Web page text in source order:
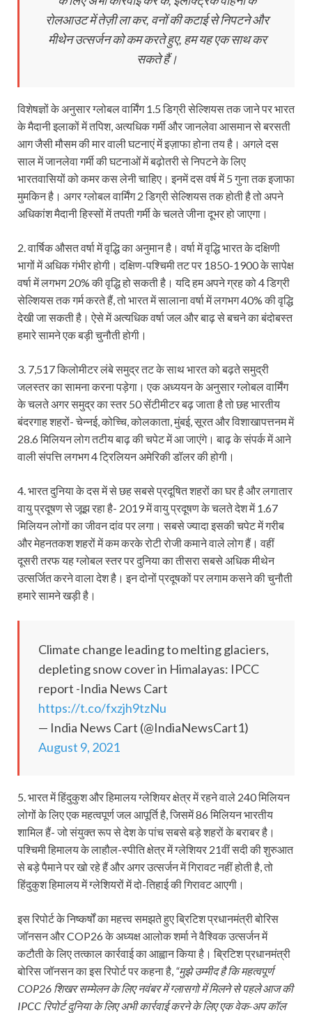
रोलआउट में तेज़ी ला कर, वनों की कटाई से निपटने और
मीथेन उत्सर्जन को कम करते हुए, हम यह एक साथ कर
सकते हैं।
विशेषज्ञों के अनुसार ग्लोबल वार्मिंग 1.5 डिग्री सेल्शियस तक जाने पर भारत
के मैदानी इलाकों में तपिश, अत्यधिक गर्मी और जानलेवा आसमान से बरसती
आग जैसी मौसम की मार वाली घटनाएं में इज़ाफा होना तय है। अगले दस
साल में जानलेवा गर्मी की घटनाओं में बढ़ोतरी से निपटने के लिए
भारतवासियों को कमर कस लेनी चाहिए। इनमें दस वर्ष में 5 गुना तक इजाफा
मुमकिन है। अगर ग्लोबल वार्मिंग 2 डिग्री सेल्शियस तक होती है तो अपने
अधिकांश मैदानी हिस्सों में तपती गर्मी के चलते जीना दूभर हो जाएगा।
2. वार्षिक औसत वर्षा में वृद्धि का अनुमान है। वर्षा में वृद्धि भारत के दक्षिणी
भागों में अधिक गंभीर होगी। दक्षिण-पश्चिमी तट पर 1850-1900 के सापेक्ष
वर्षा में लगभग 20% की वृद्धि हो सकती है। यदि हम अपने ग्रह को 4 डिग्री
सेल्शियस तक गर्म करते हैं, तो भारत में सालाना वर्षा में लगभग 40% की वृद्धि
देखी जा सकती है। ऐसे में अत्यधिक वर्षा जल और बाढ़ से बचने का बंदोबस्त
हमारे सामने एक बड़ी चुनौती होगी।
3. 7,517 किलोमीटर लंबे समुद्र तट के साथ भारत को बढ़ते समुद्री
जलस्तर का सामना करना पड़ेगा। एक अध्ययन के अनुसार ग्लोबल वार्मिंग
के चलते अगर समुद्र का स्तर 50 सेंटीमीटर बढ़ जाता है तो छह भारतीय
बंदरगाह शहरों- चेन्नई, कोच्चि, कोलकाता, मुंबई, सूरत और विशाखापत्तनम में
28.6 मिलियन लोग तटीय बाढ़ की चपेट में आ जाएंगे। बाढ़ के संपर्क में आने
वाली संपत्ति लगभग 4 ट्रिलियन अमेरिकी डॉलर की होगी।
4. भारत दुनिया के दस में से छह सबसे प्रदूषित शहरों का घर है और लगातार
वायु प्रदूषण से जूझ रहा है- 2019 में वायु प्रदूषण के चलते देश में 1.67
मिलियन लोगों का जीवन दांव पर लगा। सबसे ज्यादा इसकी चपेट में गरीब
और मेहनतकश शहरों में कम करके रोटी रोजी कमाने वाले लोग हैं। वहीं
दूसरी तरफ यह ग्लोबल स्तर पर दुनिया का तीसरा सबसे अधिक मीथेन
उत्सर्जित करने वाला देश है। इन दोनों प्रदूषकों पर लगाम कसने की चुनौती
हमारे सामने खड़ी है।
Climate change leading to melting glaciers,
depleting snow cover in Himalayas: IPCC
report -India News Cart
https://t.co/fxzjh9tzNu
— India News Cart (@IndiaNewsCart1)
August 9, 2021
5. भारत में हिंदुकुश और हिमालय ग्लेशियर क्षेत्र में रहने वाले 240 मिलियन
लोगों के लिए एक महत्वपूर्ण जल आपूर्ति है, जिसमें 86 मिलियन भारतीय
शामिल हैं- जो संयुक्त रूप से देश के पांच सबसे बड़े शहरों के बराबर है।
पश्चिमी हिमालय के लाहौल-स्पीति क्षेत्र में ग्लेशियर 21वीं सदी की शुरुआत
से बड़े पैमाने पर खो रहे हैं और अगर उत्सर्जन में गिरावट नहीं होती है, तो
हिंदुकुश हिमालय में ग्लेशियरों में दो-तिहाई की गिरावट आएगी।
इस रिपोर्ट के निष्कर्षों का महत्त्व समझते हुए ब्रिटिश प्रधानमंत्री बोरिस
जॉनसन और COP26 के अध्यक्ष आलोक शर्मा ने वैश्विक उत्सर्जन में
कटौती के लिए तत्काल कार्रवाई का आह्वान किया है। ब्रिटिश प्रधानमंत्री
बोरिस जॉनसन का इस रिपोर्ट पर कहना है, “मुझे उम्मीद है कि महत्वपूर्ण
COP26 शिखर सम्मेलन के लिए नवंबर में ग्लासगो में मिलने से पहले आज की
IPCC रिपोर्ट दुनिया के लिए अभी कार्रवाई करने के लिए एक वेक-अप कॉल